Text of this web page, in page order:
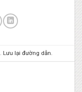
. Lưu lạiđường dẫn.